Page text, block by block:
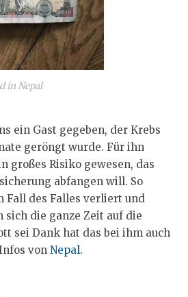
in Nepal
ein Gast gegeben, der Krebs
geröngt wurde. Für ihn
großes Risiko gewesen, das
abfangen will. So
Fall des Falles verliert und
die ganze Zeit auf die
sei Dank hat das bei ihm auch
von Nepal.